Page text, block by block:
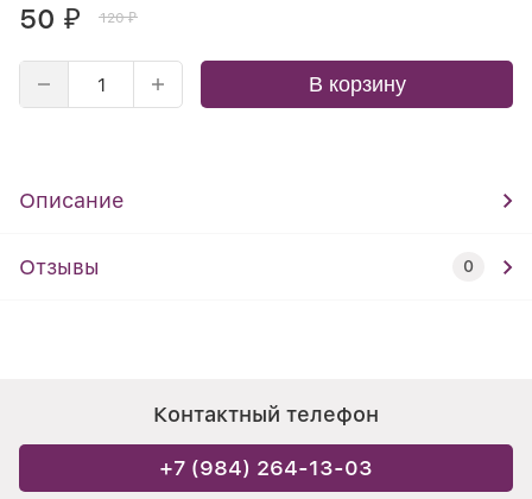
50 ₽ 120₽
В корзину
Описание
Отзывы 0
Контактный телефон
+7 (984) 264-13-03